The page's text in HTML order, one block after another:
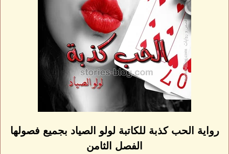
رواية الحب كذبة للكاتبة لولو الصياد بجميع فصولها
الفصل الثامن